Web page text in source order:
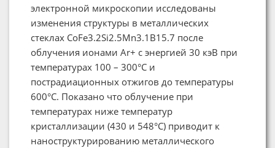
электронной микроскопии исследованы
изменения структуры в металлических
стеклах CoFe3.2Si2.5Mn3.1B15.7 после
облучения ионами Ar+ с энергией 30 кэВ при
температурах 100 – 300°C и
пострадиационных отжигов до температуры
600°C. Показано что облучение при
температурах ниже температур
кристаллизации (430 и 548°C) приводит к
наноструктурированию металлического